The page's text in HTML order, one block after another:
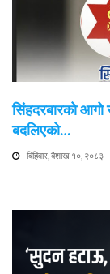
सिंहदरबारको आगो
बदलिएको…
बिहिवार, बैशाख १०, २०८३